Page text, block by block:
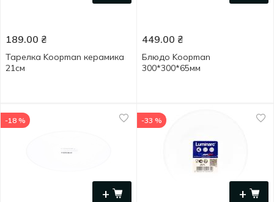
189.00 ₴
Тарелка Koopman керамика
21см
449.00 ₴
Блюдо Koopman
300*300*65мм
+
-18 %
+
-33 %